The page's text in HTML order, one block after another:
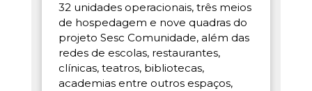
32 unidades operacionais, três meios
de hospedagem e nove quadras do
projeto Sesc Comunidade, além das
redes de escolas, restaurantes,
clínicas, teatros, bibliotecas,
academias entre outros espaços,